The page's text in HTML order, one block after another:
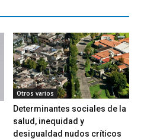
Otros varios
Determinantes sociales de la
salud, inequidad y
desigualdad nudos críticos